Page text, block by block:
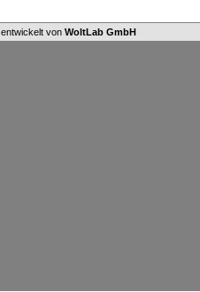
, entwickelt von WoltLab GmbH